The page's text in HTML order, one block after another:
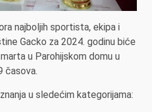
najboljih sportista, ekipa i
Gacko za 2024. godinu biće
u Parohijskom domu u
časova.
u sledećim kategorijama: